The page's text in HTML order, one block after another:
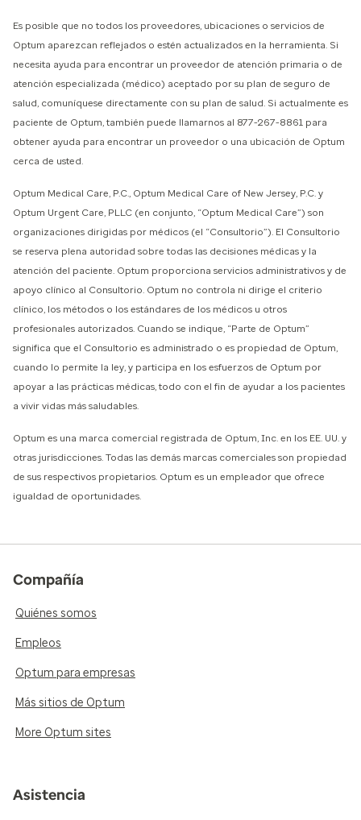
Es posible que no todos los proveedores, ubicaciones o servicios de
Optum aparezcan reflejados o estén actualizados en la herramienta. Si
necesita ayuda para encontrar un proveedor de atención primaria o de
atención especializada (médico) aceptado por su plan de seguro de
salud, comuníquese directamente con su plan de salud. Si actualmente es
paciente de Optum, también puede llamarnos al 877-267-8861 para
obtener ayuda para encontrar un proveedor o una ubicación de Optum
cerca de usted.
Optum Medical Care, P.C., Optum Medical Care of New Jersey, P.C. y
Optum Urgent Care, PLLC (en conjunto, “Optum Medical Care”) son
organizaciones dirigidas por médicos (el “Consultorio”). El Consultorio
se reserva plena autoridad sobre todas las decisiones médicas y la
atención del paciente. Optum proporciona servicios administrativos y de
apoyo clínico al Consultorio. Optum no controla ni dirige el criterio
clínico, los métodos o los estándares de los médicos u otros
profesionales autorizados. Cuando se indique, “Parte de Optum”
significa que el Consultorio es administrado o es propiedad de Optum,
cuando lo permite la ley, y participa en los esfuerzos de Optum por
apoyar a las prácticas médicas, todo con el fin de ayudar a los pacientes
a vivir vidas más saludables.
Optum es una marca comercial registrada de Optum, Inc. en los EE. UU. y
otras jurisdicciones. Todas las demás marcas comerciales son propiedad
de sus respectivos propietarios. Optum es un empleador que ofrece
igualdad de oportunidades.
Compañía
Quiénes somos
Empleos
Optum para empresas
Más sitios de Optum
More Optum sites
Asistencia